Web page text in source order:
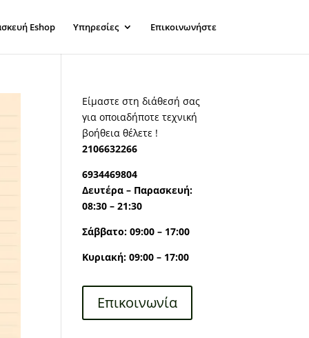
Eshop Υπηρεσίες Επικοινωνήστε
Είμαστε στη διάθεσή σας
για οποιαδήποτε τεχνική
βοήθεια θέλετε !
2106632266
6934469804
Δευτέρα – Παρασκευή:
08:30 – 21:30
Σάββατο: 09:00 – 17:00
Κυριακή: 09:00 – 17:00
Επικοινωνία